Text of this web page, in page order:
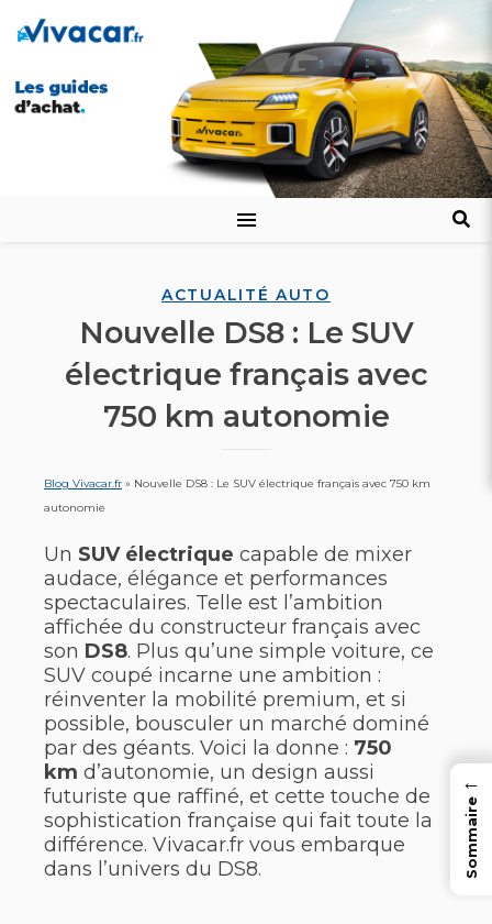
ACTUALITÉ AUTO
Nouvelle DS8 : Le SUV
électrique français avec
750 km autonomie
Blog Vivacar.fr » Nouvelle DS8 : Le SUV électrique français avec 750 km
autonomie
Un SUV électrique capable de mixer
audace, élégance et performances
spectaculaires. Telle est l’ambition
affichée du constructeur français avec
son DS8. Plus qu’une simple voiture, ce
SUV coupé incarne une ambition :
réinventer la mobilité premium, et si
possible, bousculer un marché dominé
par des géants. Voici la donne : 750
km d’autonomie, un design aussi
futuriste que raffiné, et cette touche de
sophistication française qui fait toute la
différence. Vivacar.fr vous embarque
dans l’univers du DS8.
←
Sommaire